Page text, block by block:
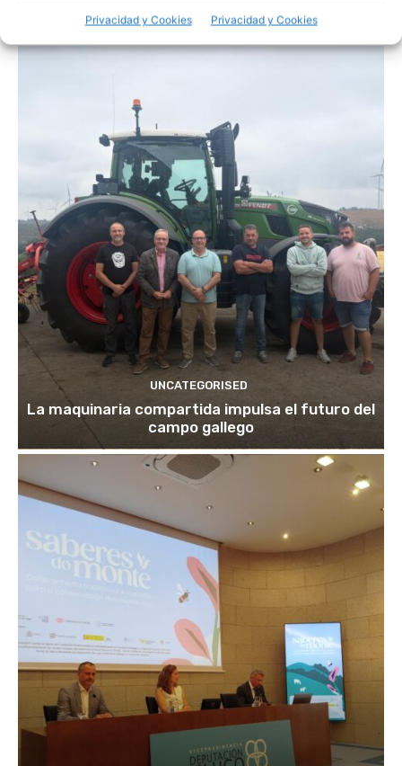
Privacidad y Cookies Privacidad y Cookies
mes por la bajada del precio de la leche
UNCATEGORISED
La maquinaria compartida impulsa el futuro del
campo gallego